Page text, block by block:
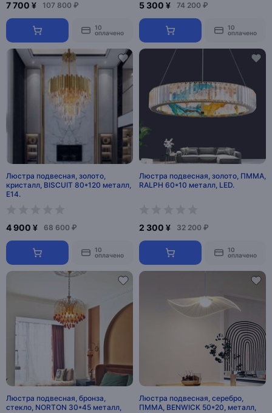
7 700 ¥ 107 800 ₽
10
оплачено
5 300 ¥ 74 200 ₽
10
оплачено
Люстра подвесная, золото,
кристалл, BISCUIT 80*120 металл,
E14.
4 900 ¥ 68 600 ₽
10
оплачено
Люстра подвесная, золото, ПММА,
RALPH 60*10 металл, LED.
2 300 ¥ 32 200 ₽
10
оплачено
Люстра подвесная, бронза,
стекло, NORTON 30*45 металл,
Люстра подвесная, серебро,
ПММА, BENWICK 50*20, металл,